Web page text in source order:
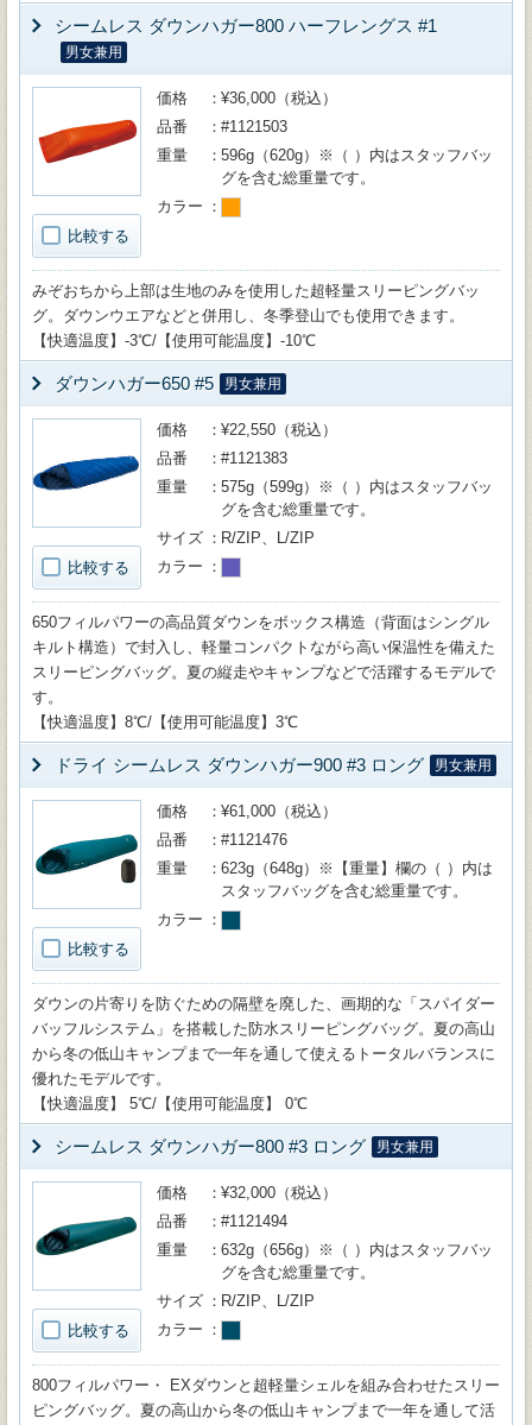
シームレス ダウンハガー800 ハーフレングス #1
男女兼用
比較する
価格
¥36,000（税込）
品番
#1121503
重量
596g（620g）※（ ）内はスタッフバッ
グを含む総重量です。
カラー
みぞおちから上部は生地のみを使用した超軽量スリーピングバッ
グ。ダウンウエアなどと併用し、冬季登山でも使用できます。
【快適温度】-3℃/【使用可能温度】-10℃
ダウンハガー650 #5 男女兼用
比較する
価格
¥22,550（税込）
品番
#1121383
重量
575g（599g）※（ ）内はスタッフバッ
グを含む総重量です。
サイズ
R/ZIP、L/ZIP
カラー
650フィルパワーの高品質ダウンをボックス構造（背面はシングル
キルト構造）で封入し、軽量コンパクトながら高い保温性を備えた
スリーピングバッグ。夏の縦走やキャンプなどで活躍するモデルで
す。
【快適温度】8℃/【使用可能温度】3℃
ドライ シームレス ダウンハガー900 #3 ロング 男女兼用
比較する
価格
¥61,000（税込）
品番
#1121476
重量
623g（648g）※【重量】欄の（ ）内は
スタッフバッグを含む総重量です。
カラー
ダウンの片寄りを防ぐための隔壁を廃した、画期的な「スパイダー
バッフルシステム」を搭載した防水スリーピングバッグ。夏の高山
から冬の低山キャンプまで一年を通して使えるトータルバランスに
優れたモデルです。
【快適温度】 5℃/【使用可能温度】 0℃
シームレス ダウンハガー800 #3 ロング 男女兼用
比較する
価格
¥32,000（税込）
品番
#1121494
重量
632g（656g）※（ ）内はスタッフバッ
グを含む総重量です。
サイズ
R/ZIP、L/ZIP
カラー
800フィルパワー・ EXダウンと超軽量シェルを組み合わせたスリー
ピングバッグ。夏の高山から冬の低山キャンプまで一年を通して活